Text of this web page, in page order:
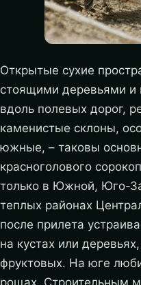
Открытые сухие
стоящими деревьями и
вдоль полевых дорог,
каменистые склоны,
южные, – таковы
красноголового
только в Южной, Юго-
теплых районах
после прилета
на кустах или
фруктовых. На юге
рощах. Строительным